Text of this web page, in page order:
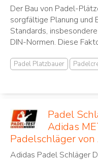
Der Bau von Padel-
sorgfältige Planung und
Standards,
DIN-Normen. Diese
Padel Platzbauer
Padel
Adidas
Padelschläger von
Adidas Padel Schläger